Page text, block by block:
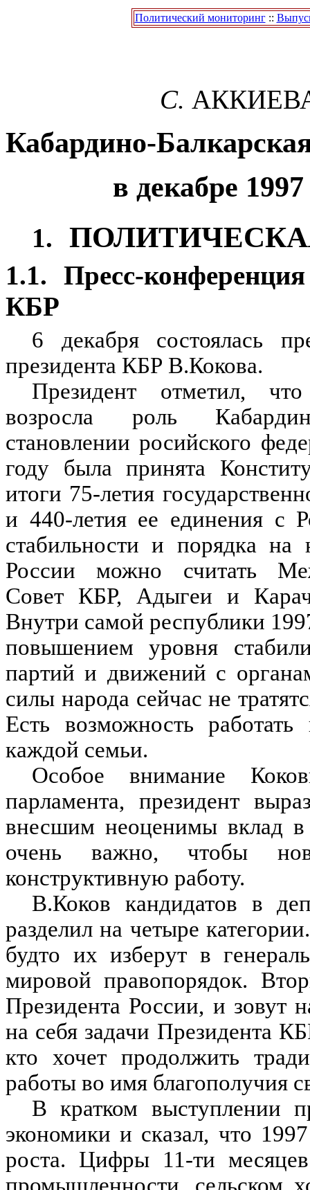
Политический мониторинг::
С.
Кабардино-
в декабре 1997
1.
1.1.
Пресс-конференция
КБР
6 декабря состоялась
президента КБР В.Кокова.
Президент отметил,
возросла роль
становлении росийского
году была принята
итоги 75-летия
и 440-летия ее единения с
стабильности и порядка на
России можно считать
Совет КБР, Адыгеи и
Внутри самой республики
повышением уровня
партий и движений с
силы народа сейчас не
Есть возможность
каждой семьи.
Особое внимание
парламента, президент
внесшим неоценимы вклад в
очень важно, чтобы
конструктивную работу.
В.Коков кандидатов в
разделил на четыре
будто их изберут в
мировой правопорядок.
Президента России, и зовут
на себя задачи Президента
кто хочет продолжить
работы во имя благополучия
В кратком выступлении
экономики и сказал, что
роста. Цифры 11-ти